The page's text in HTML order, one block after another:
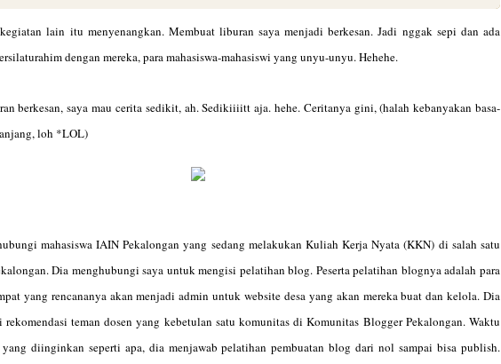
lain itu menyenangkan. Membuat liburan saya menjadi berkesan. Jadi nggak sepi dan ada
dengan mereka, para mahasiswa-mahasiswi yang unyu-unyu. Hehehe.
berkesan, saya mau cerita sedikit, ah. Sedikiiiitt aja. hehe. Ceritanya gini, (halah kebanyakan basa-
loh *LOL)
mahasiswa IAIN Pekalongan yang sedang melakukan Kuliah Kerja Nyata (KKN) di salah satu
Dia menghubungi saya untuk mengisi pelatihan blog. Peserta pelatihan blognya adalah para
yang rencananya akan menjadi admin untuk website desa yang akan mereka buat dan kelola. Dia
teman dosen yang kebetulan satu komunitas di Komunitas Blogger Pekalongan. Waktu
diinginkan seperti apa, dia menjawab pelatihan pembuatan blog dari nol sampai bisa publish.